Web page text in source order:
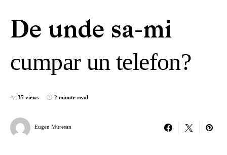
De unde sa-mi
cumpar un telefon?
35 views 2 minute read
Eugen Muresan